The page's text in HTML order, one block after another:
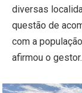
diversas
questão de
com a
afirmou o gestor.